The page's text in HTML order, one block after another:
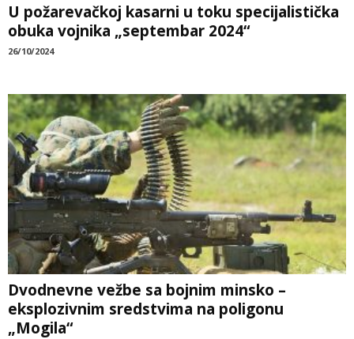
U požarevačkoj kasarni u toku specijalistička
obuka vojnika „septembar 2024“
26/10/2024
Dvodnevne vežbe sa bojnim minsko –
eksplozivnim sredstvima na poligonu
„Mogila“